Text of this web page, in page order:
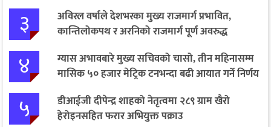
३
अविरल वर्षाले देशभरका मुख्य राजमार्ग प्रभावित,
कान्तिलोकपथ र अरनिको राजमार्ग पूर्ण अवरुद्ध
४
ग्यास अभावबारे मुख्य सचिवको चासो, तीन महिनासम्म
मासिक ५० हजार मेट्रिक टनभन्दा बढी आयात गर्ने निर्णय
५
डीआईजी दीपेन्द्र शाहको नेतृत्वमा २८९ ग्राम खैरो
हेरोइनसहित फरार अभियुक्त पक्राउ